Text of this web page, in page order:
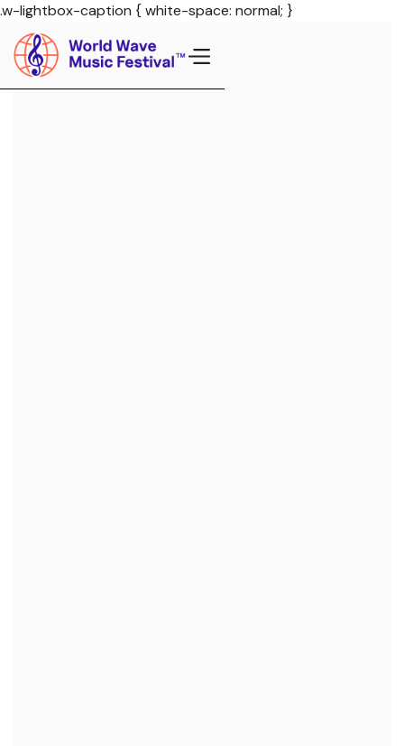
.w-lightbox-caption { white-space: normal; }